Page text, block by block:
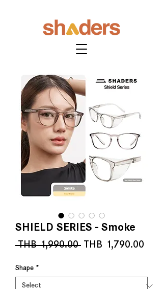
SHIELD SERIES - Smoke
THB 1,990.00 Regular
THB 1,790.00
Shape *